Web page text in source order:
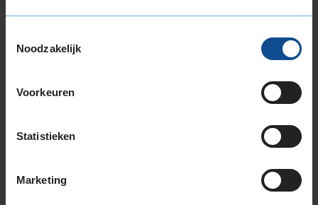
Noodzakelijk
Voorkeuren
Statistieken
Marketing
225/50R18 99Y EXTRALOAD
245/40R18 97Y EXTRALOAD